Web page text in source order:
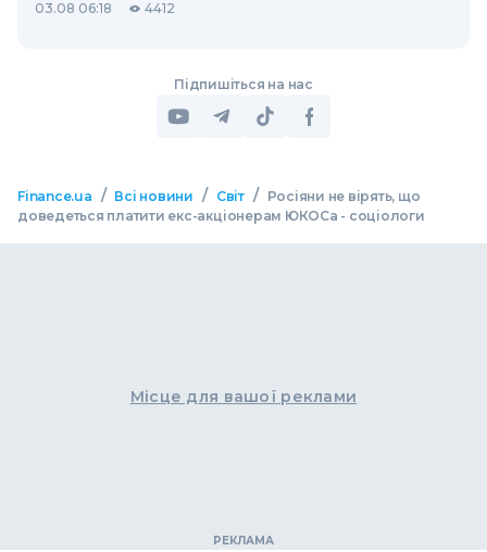
03.08 06:18 4412
Підпишіться на нас
Finance.ua / Всі новини / Світ /
Росіяни не вірять, що
доведеться платити екс-акціонерам ЮКОСа - соціологи
Місце для вашої реклами